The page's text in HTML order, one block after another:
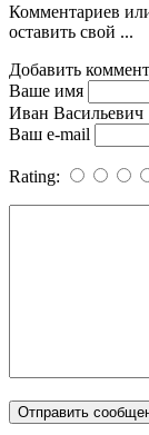
Комментариев
оставить свой ...
Добавить
Ваше имя
Иван Васильевич
Ваш e-mail
Rating: